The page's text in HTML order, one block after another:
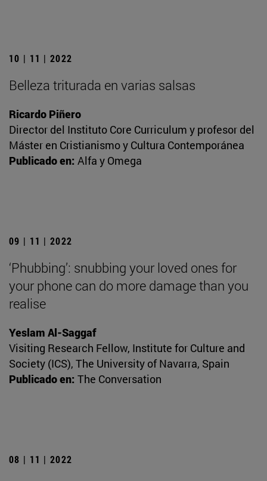
10 | 11 | 2022
Belleza triturada en varias salsas
Ricardo Piñero
Director del Instituto Core Curriculum y profesor del
Máster en Cristianismo y Cultura Contemporánea
Publicado en: Alfa y Omega
09 | 11 | 2022
‘Phubbing’: snubbing your loved ones for
your phone can do more damage than you
realise
Yeslam Al-Saggaf
Visiting Research Fellow, Institute for Culture and
Society (ICS), The University of Navarra, Spain
Publicado en: The Conversation
08 | 11 | 2022